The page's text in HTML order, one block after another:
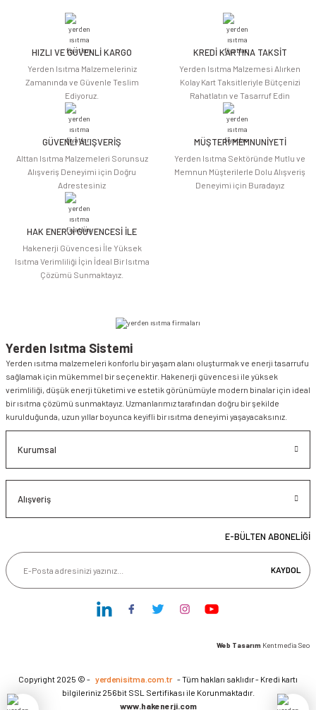
iletebilirsiniz.
Görüş ve önerileriniz için teşekkür ederiz.
Ürün açıklamasında eksik bilgiler bulunuyor.
Ürün bilgilerinde hatalar bulunuyor.
Ürün fiyatı diğer sitelerden daha pahalı.
Bu ürüne benzer farklı alternatifler olmalı.
HIZLI VE GÜVENLİ KARGO
Yerden Isıtma Malzemeleriniz
Zamanında ve Güvenle Teslim
Ediyoruz.
KREDİ KARTINA TAKSİT
Yerden Isıtma Malzemesi Alırken
Kolay Kart Taksitleriyle Bütçenizi
Rahatlatın ve Tasarruf Edin
GÜVENLİ ALIŞVERİŞ
Alttan Isıtma Malzemeleri Sorunsuz
Alışveriş Deneyimi için Doğru
Adrestesiniz
MÜŞTERİ MEMNUNİYETİ
Yerden Isıtma Sektöründe Mutlu ve
Memnun Müşterilerle Dolu Alışveriş
Deneyimi için Buradayız
HAK ENERJİ GÜVENCESİ İLE
Hakenerji Güvencesi İle Yüksek
Isıtma Verimliliği İçin İdeal Bir Isıtma
Çözümü Sunmaktayız.
Yerden Isıtma Sistemi
Yerden ısıtma malzemeleri konforlu bir yaşam alanı oluşturmak ve enerji tasarrufu
sağlamak için mükemmel bir seçenektir. Hakenerji güvencesi ile yüksek
verimliliği, düşük enerji tüketimi ve estetik görünümüyle modern binalar için ideal
bir ısıtma çözümü sunmaktayız. Uzmanlarımız tarafından doğru bir şekilde
kurulduğunda, uzun yıllar boyunca keyifli bir ısıtma deneyimi yaşayacaksınız.
Kurumsal
Alışveriş
E-BÜLTEN ABONELİĞİ
KAYDOL
Web Tasarım Kentmedia Seo
Copyright 2025 © - yerdenisitma.com.tr - Tüm hakları saklıdır - Kredi kartı
bilgileriniz 256bit SSL Sertifikası ile Korunmaktadır.
www.hakenerji.com